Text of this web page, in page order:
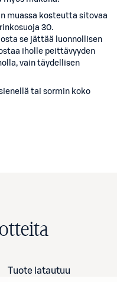
muassa kosteutta sitovaa
30.
se jättää luonnollisen
iholle peittävyyden
vain täydellisen
tai sormin koko
Tuote latautuu